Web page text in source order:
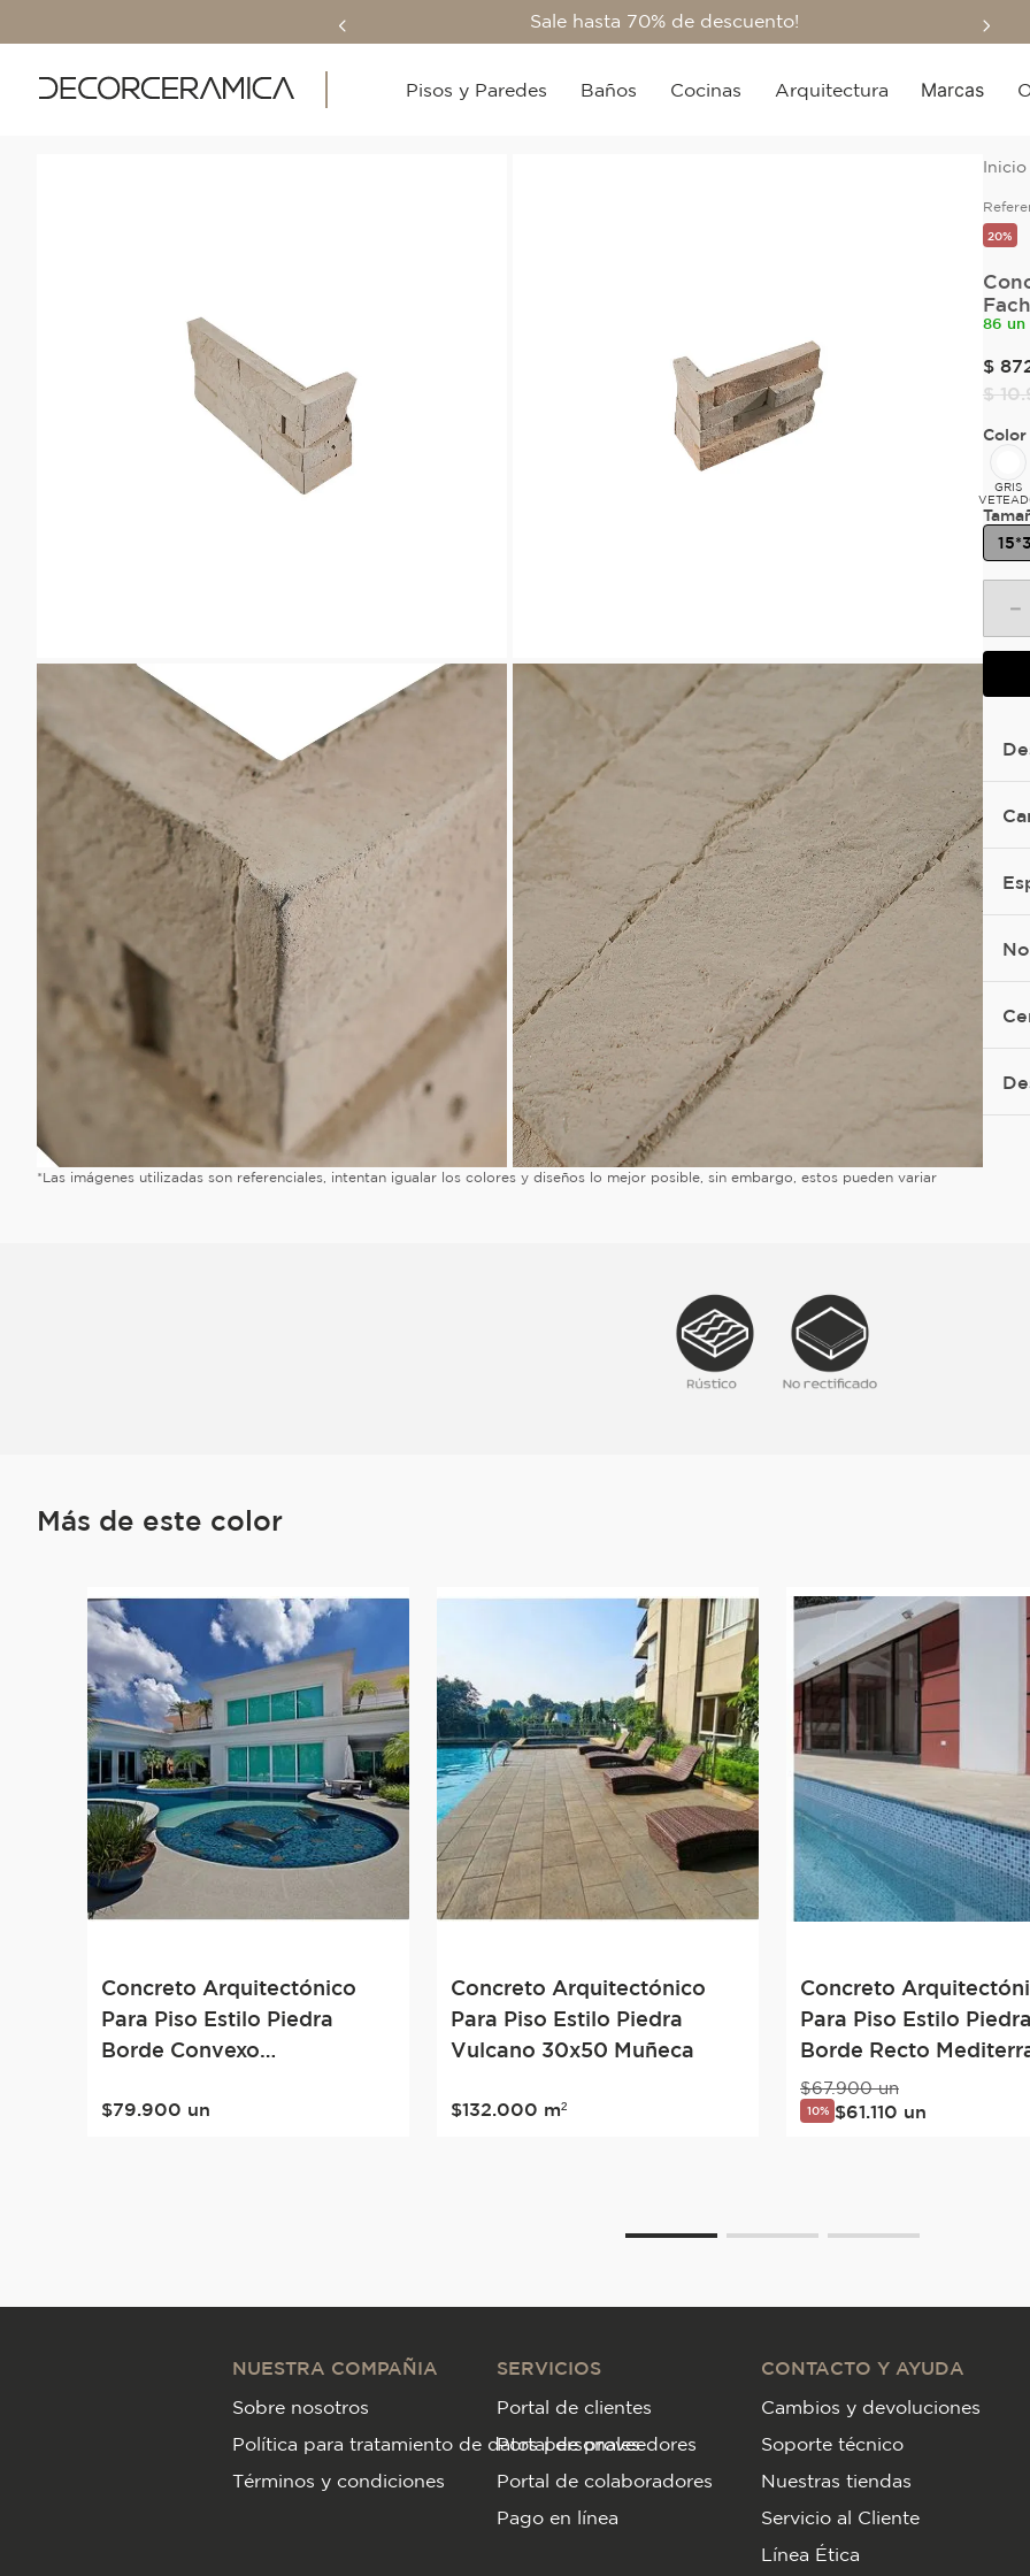
Sale hasta 70% de descuento!
Pisos y Paredes Baños Cocinas Arquitectura Marcas
*Las imágenes utilizadas son referenciales, intentan igualar los colores y diseños lo mejor posible, sin embargo, estos pueden variar
20%
86 un
$
$ 10.
Color
GRIS
－
Más de este color
Concreto Arquitectónico
Para Piso Estilo Piedra
Borde Convexo
Crem
$79.900 un
Concreto Arquitectónico
Para Piso Estilo Piedra
Vulcano 30x50 Muñeca
$132.000 m²
Concreto
Para Piso Estilo Piedra
Borde Recto
35x50 Crema
$67.900 un
10% $61.110 un
NUESTRA COMPAÑIA
Sobre nosotros
Política para tratamiento de datos personales
Términos y condiciones
SERVICIOS
Portal de clientes
Portal de proveedores
Portal de colaboradores
Pago en línea
CONTACTO Y AYUDA
Cambios y devoluciones
Soporte técnico
Nuestras tiendas
Servicio al Cliente
Línea Ética